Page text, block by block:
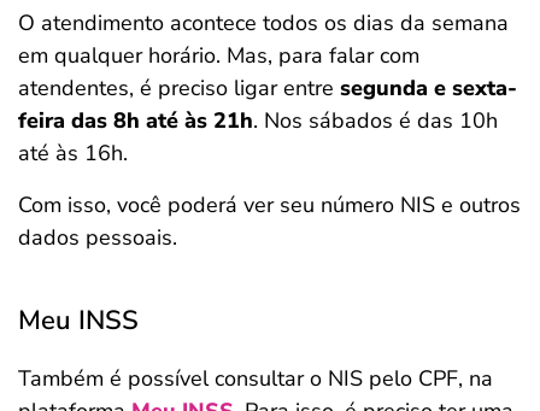
O atendimento acontece todos os dias da semana
em qualquer horário. Mas, para falar com
atendentes, é preciso ligar entre segunda e sexta-
feira das 8h até às 21h. Nos sábados é das 10h
até às 16h.
Com isso, você poderá ver seu número NIS e outros
dados pessoais.
Meu INSS
Também é possível consultar o NIS pelo CPF, na